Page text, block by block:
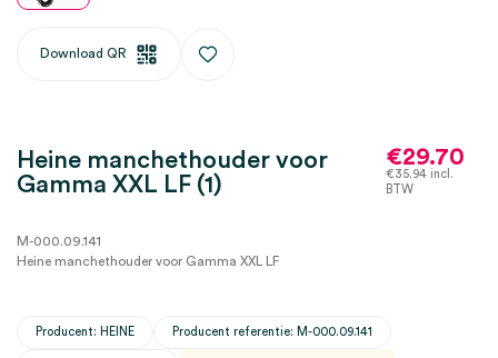
Download QR
Heine manchethouder voor
Gamma XXL LF (1)
€29.70
€35.94 incl.
BTW
M-000.09.141
Heine manchethouder voor Gamma XXL LF
Producent: HEINE Producent referentie: M-000.09.141